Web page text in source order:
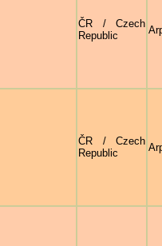
ČR / Czech
Republic
ČR / Czech
Republic